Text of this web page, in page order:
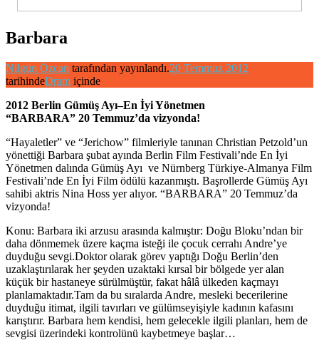
Barbara
Nilgün Özcan tarafından yayınlandı.20 Temmuz 2012
tarihindeDram içinde
2012 Berlin Gümüş Ayı–En İyi Yönetmen
“BARBARA” 20 Temmuz’da vizyonda!
“Hayaletler” ve “Jerichow” filmleriyle tanınan Christian Petzold’un
yönettiği Barbara şubat ayında Berlin Film Festivali’nde En İyi
Yönetmen dalında Gümüş Ayı ve Nürnberg Türkiye-Almanya Film
Festivali’nde En İyi Film ödülü kazanmıştı. Başrollerde Gümüş Ayı
sahibi aktris Nina Hoss yer alıyor. “BARBARA” 20 Temmuz’da
vizyonda!
Konu: Barbara iki arzusu arasında kalmıştır: Doğu Bloku’ndan bir
daha dönmemek üzere kaçma isteği ile çocuk cerrahı Andre’ye
duyduğu sevgi.Doktor olarak görev yaptığı Doğu Berlin’den
uzaklaştırılarak her şeyden uzaktaki kırsal bir bölgede yer alan
küçük bir hastaneye sürülmüştür, fakat hâlâ ülkeden kaçmayı
planlamaktadır.Tam da bu sıralarda Andre, mesleki becerilerine
duyduğu itimat, ilgili tavırları ve gülümseyişiyle kadının kafasını
karıştırır. Barbara hem kendisi, hem gelecekle ilgili planları, hem de
sevgisi üzerindeki kontrolünü kaybetmeye başlar…